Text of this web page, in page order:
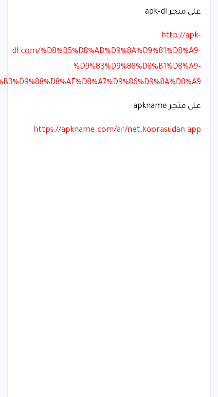
على متجر apk-dl
http://apk-
dl.com/%D8%B5%D8%AD%D9%8A%D9%81%D8%A9-
%D9%83%D9%88%D8%B1%D8%A9-
على متجر apkname
https://apkname.com/ar/net.koorasudan.app